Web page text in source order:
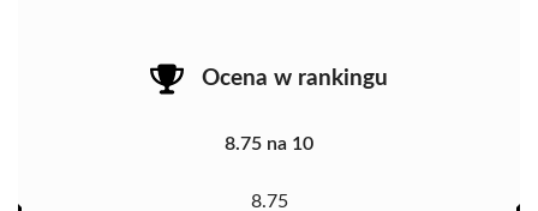
Ocena w rankingu
8.75 na 10
8.75